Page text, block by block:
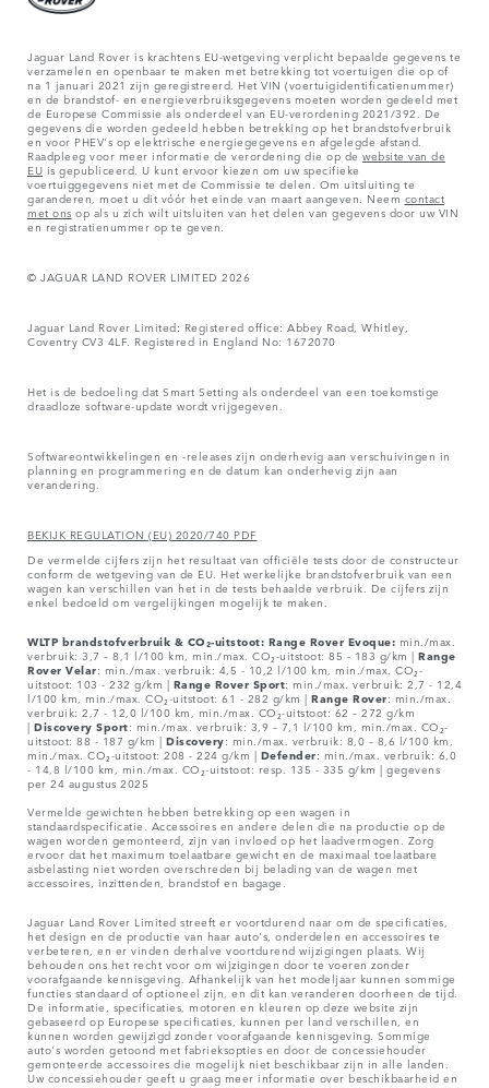
Jaguar Land Rover is krachtens EU-wetgeving verplicht bepaalde gegevens te
verzamelen en openbaar te maken met betrekking tot voertuigen die op of
na 1 januari 2021 zijn geregistreerd. Het VIN (voertuigidentificatienummer)
en de brandstof- en energieverbruiksgegevens moeten worden gedeeld met
de Europese Commissie als onderdeel van EU-verordening 2021/392. De
gegevens die worden gedeeld hebben betrekking op het brandstofverbruik
en voor PHEV's op elektrische energiegegevens en afgelegde afstand.
Raadpleeg voor meer informatie de verordening die op dewebsite van de
EU is gepubliceerd. U kunt ervoor kiezen om uw specifieke
voertuiggegevens niet met de Commissie te delen. Om uitsluiting te
garanderen, moet u dit vóór het einde van maart aangeven. Neem contact
met ons op als u zich wilt uitsluiten van het delen van gegevens door uw VIN
en registratienummer op te geven.
© JAGUAR LAND ROVER LIMITED 2026
Jaguar Land Rover Limited: Registered office: Abbey Road, Whitley,
Coventry CV3 4LF. Registered in England No: 1672070
Het is de bedoeling dat Smart Setting als onderdeel van een toekomstige
draadloze software-update wordt vrijgegeven.
Softwareontwikkelingen en -releases zijn onderhevig aan verschuivingen in
planning en programmering en de datum kan onderhevig zijn aan
verandering.
BEKIJK REGULATION (EU) 2020/740 PDF
De vermelde cijfers zijn het resultaat van officiële tests door de constructeur
conform de wetgeving van de EU. Het werkelijke brandstofverbruik van een
wagen kan verschillen van het in de tests behaalde verbruik. De cijfers zijn
enkel bedoeld om vergelijkingen mogelijk te maken.
WLTP brandstofverbruik & CO₂-uitstoot: Range Rover Evoque: min./max.
verbruik: 3,7 – 8,1 l/100 km, min./max. CO₂-uitstoot: 85 - 183 g/km | Range
Rover Velar: min./max. verbruik: 4,5 - 10,2 l/100 km, min./max. CO₂-
uitstoot: 103 - 232 g/km | Range Rover Sport: min./max. verbruik: 2,7 - 12,4
l/100 km, min./max. CO₂-uitstoot: 61 - 282 g/km | Range Rover: min./max.
verbruik: 2,7 - 12,0 l/100 km, min./max. CO₂-uitstoot: 62 – 272 g/km
| Discovery Sport: min./max. verbruik: 3,9 – 7,1 l/100 km, min./max. CO₂-
uitstoot: 88 - 187 g/km | Discovery: min./max. verbruik: 8,0 – 8,6 l/100 km,
min./max. CO₂-uitstoot: 208 - 224 g/km | Defender: min./max. verbruik: 6,0
- 14,8 l/100 km, min./max. CO₂-uitstoot: resp. 135 - 335 g/km | gegevens
per 24 augustus 2025
Vermelde gewichten hebben betrekking op een wagen in
standaardspecificatie. Accessoires en andere delen die na productie op de
wagen worden gemonteerd, zijn van invloed op het laadvermogen. Zorg
ervoor dat het maximum toelaatbare gewicht en de maximaal toelaatbare
asbelasting niet worden overschreden bij belading van de wagen met
accessoires, inzittenden, brandstof en bagage.
Jaguar Land Rover Limited streeft er voortdurend naar om de specificaties,
het design en de productie van haar auto's, onderdelen en accessoires te
verbeteren, en er vinden derhalve voortdurend wijzigingen plaats. Wij
behouden ons het recht voor om wijzigingen door te voeren zonder
voorafgaande kennisgeving. Afhankelijk van het modeljaar kunnen sommige
functies standaard of optioneel zijn, en dit kan veranderen doorheen de tijd.
De informatie, specificaties, motoren en kleuren op deze website zijn
gebaseerd op Europese specificaties, kunnen per land verschillen, en
kunnen worden gewijzigd zonder voorafgaande kennisgeving. Sommige
auto's worden getoond met fabrieksopties en door de concessiehouder
gemonteerde accessoires die mogelijk niet beschikbaar zijn in alle landen.
Uw concessiehouder geeft u graag meer informatie over beschikbaarheid en